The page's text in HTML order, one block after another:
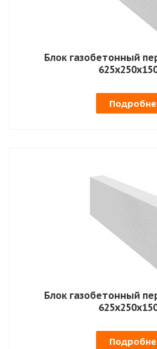
Блок газобетонный
Блок газобетонный